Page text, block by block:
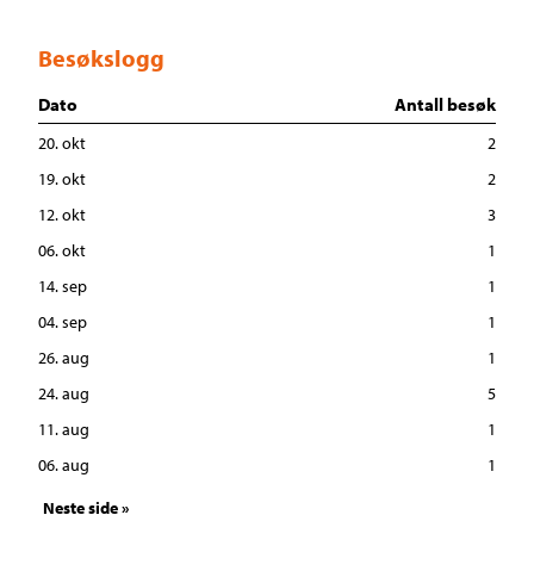
Besøkslogg
Dato Antall besøk
20. okt
2
19. okt
2
12. okt
3
06. okt
1
14. sep
1
04. sep
1
26. aug
1
24. aug
5
11. aug
1
06. aug
1
Neste side »